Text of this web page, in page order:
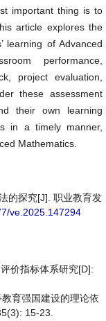
important thing is to
article explores the
learning of Advanced
performance,
project evaluation,
these assessment
their own learning
in a timely manner,
Mathematics.
的探究[J]. 职业教育发
ve.2025.147294
价指标体系研究[D]:
育强国建设的理论依
15-23.